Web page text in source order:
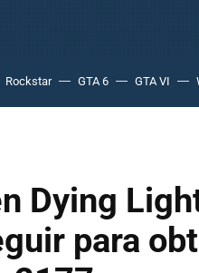
Rockstar GTA 6 GTA VI
Dying
para